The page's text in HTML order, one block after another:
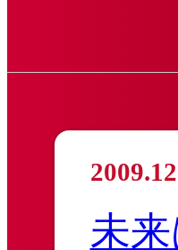
未